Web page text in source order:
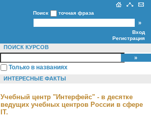
Поиск точная фраза
Вход
Регистрация
ПОИСК КУРСОВ
Только в названиях
ИНТЕРЕСНЫЕ ФАКТЫ
Учебный центр "Интерфейс" - в десятке
ведущих учебных центров России в сфере
IT.